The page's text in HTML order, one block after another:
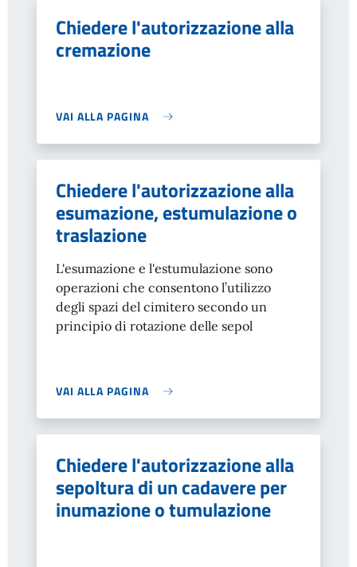
Chiedere l'autorizzazione alla
cremazione
VAI ALLA PAGINA
Chiedere l'autorizzazione alla
esumazione, estumulazione o
traslazione
L'esumazione e l'estumulazione sono
operazioni che consentono l’utilizzo
degli spazi del cimitero secondo un
principio di rotazione delle sepol
VAI ALLA PAGINA
Chiedere l'autorizzazione alla
sepoltura di un cadavere per
inumazione o tumulazione